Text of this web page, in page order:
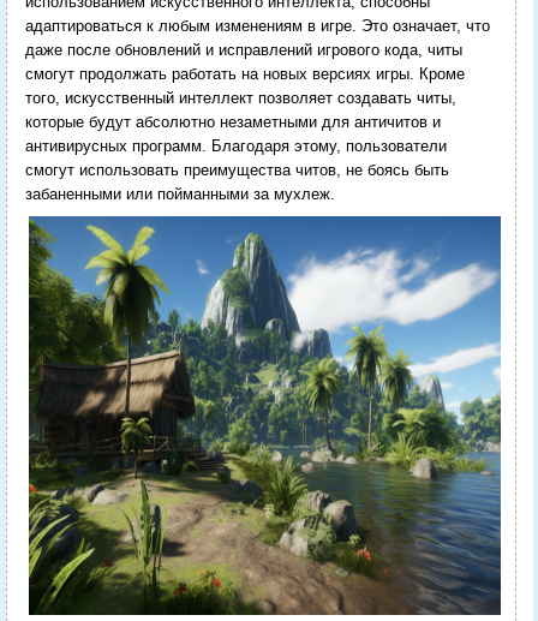
адаптироваться к любым изменениям в игре. Это означает, что
даже после обновлений и исправлений игрового кода, читы
смогут продолжать работать на новых версиях игры. Кроме
того, искусственный интеллект позволяет создавать читы,
которые будут абсолютно незаметными для античитов и
антивирусных программ. Благодаря этому, пользователи
смогут использовать преимущества читов, не боясь быть
забаненными или пойманными за мухлеж.